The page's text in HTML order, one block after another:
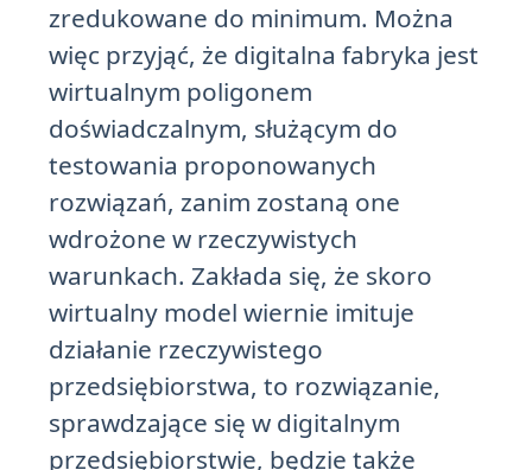
zredukowane do minimum. Można
więc przyjąć, że digitalna fabryka jest
wirtualnym poligonem
doświadczalnym, służącym do
testowania proponowanych
rozwiązań, zanim zostaną one
wdrożone w rzeczywistych
warunkach. Zakłada się, że skoro
wirtualny model wiernie imituje
działanie rzeczywistego
przedsiębiorstwa, to rozwiązanie,
sprawdzające się w digitalnym
przedsiębiorstwie, będzie także